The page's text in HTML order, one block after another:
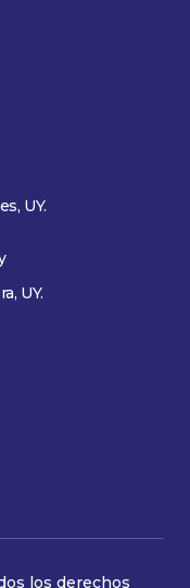
UY.
UY.
los derechos